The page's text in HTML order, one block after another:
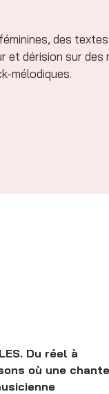
des
et dérision sur des
mélodiques.
Du réel à
où une